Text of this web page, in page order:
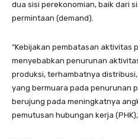
dua sisi perekonomian, baik dari
permintaan (demand).
“Kebijakan pembatasan aktivitas
menyebabkan penurunan
produksi, terhambatnya
yang bermuara pada penurunan
berujung pada meningkatnya
pemutusan hubungan kerja